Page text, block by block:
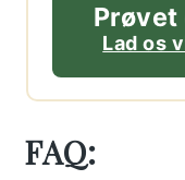
Lad os
FAQ: